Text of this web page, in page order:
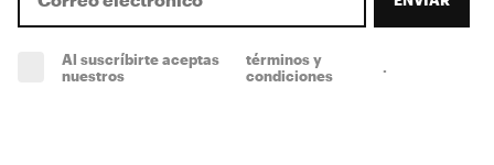
Al suscríbirte aceptas
nuestros
términos y
condiciones
.